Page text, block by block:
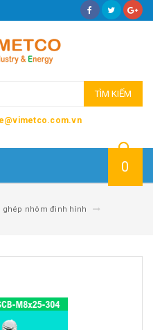
TÌM KIẾM
0
ghép nhôm đinh hình